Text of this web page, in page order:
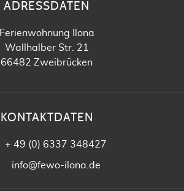
ADRESSDATEN
Ferienwohnung Ilona
Wallhalber Str. 21
66482 Zweibrücken
KONTAKTDATEN
+ 49 (0) 6337 348427
info@fewo-ilona.de